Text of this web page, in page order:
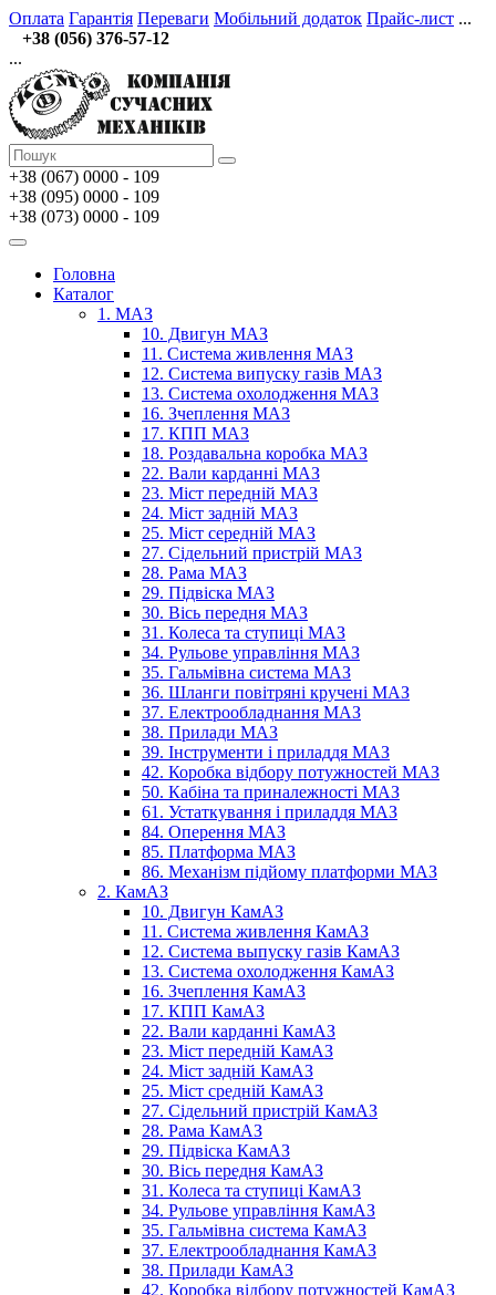
Оплата Гарантія Переваги Мобільний додаток Прайс-лист ...
+38 (056) 376-57-12
...
+38 (067) 0000 - 109
+38 (095) 0000 - 109
+38 (073) 0000 - 109
Головна
Каталог
1. МАЗ
10. Двигун МАЗ
11. Система живлення МАЗ
12. Система випуску газів МАЗ
13. Система охолодження МАЗ
16. Зчеплення МАЗ
17. КПП МАЗ
18. Роздавальна коробка МАЗ
22. Вали карданні МАЗ
23. Міст передній МАЗ
24. Міст задній МАЗ
25. Міст середній МАЗ
27. Сідельний пристрій МАЗ
28. Рама МАЗ
29. Підвіска МАЗ
30. Вісь передня МАЗ
31. Колеса та ступиці МАЗ
34. Рульове управління МАЗ
35. Гальмівна система МАЗ
36. Шланги повітряні кручені МАЗ
37. Електрообладнання МАЗ
38. Прилади МАЗ
39. Інструменти і приладдя МАЗ
42. Коробка відбору потужностей МАЗ
50. Кабіна та приналежності МАЗ
61. Устаткування і приладдя МАЗ
84. Оперення МАЗ
85. Платформа МАЗ
86. Механізм підйому платформи МАЗ
2. КамАЗ
10. Двигун КамАЗ
11. Система живлення КамАЗ
12. Система выпуску газів КамАЗ
13. Система охолодження КамАЗ
16. Зчеплення КамАЗ
17. КПП КамАЗ
22. Вали карданні КамАЗ
23. Міст передній КамАЗ
24. Міст задній КамАЗ
25. Міст средній КамАЗ
27. Сідельний пристрій КамАЗ
28. Рама КамАЗ
29. Підвіска КамАЗ
30. Вісь передня КамАЗ
31. Колеса та ступиці КамАЗ
34. Рульове управління КамАЗ
35. Гальмівна система КамАЗ
37. Електрообладнання КамАЗ
38. Прилади КамАЗ
42. Коробка відбору потужностей КамАЗ